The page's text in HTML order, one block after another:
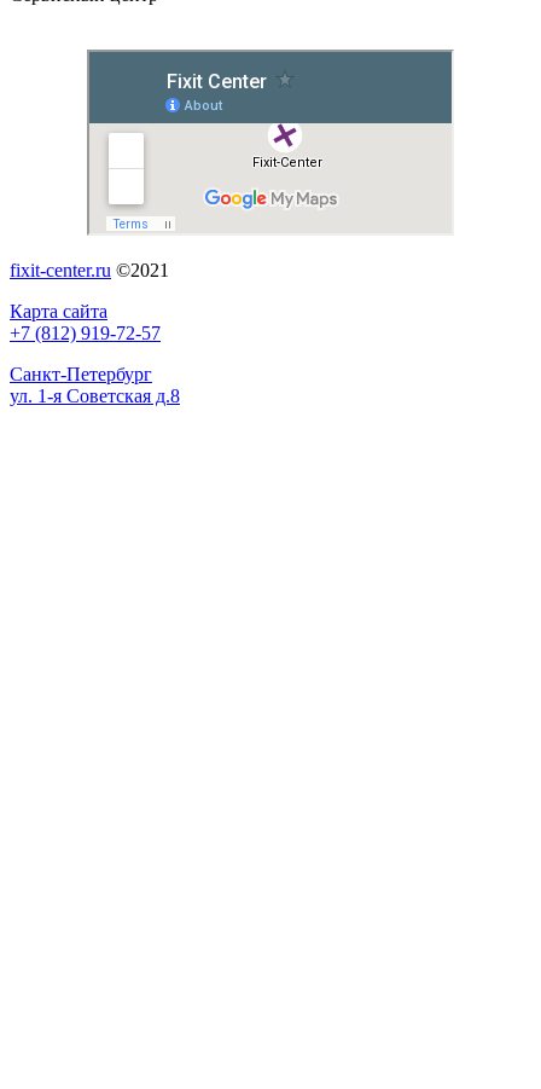
fixit-center.ru ©2021
Карта сайта
+7 (812) 919-72-57
Санкт-Петербург
ул. 1-я Советская д.8